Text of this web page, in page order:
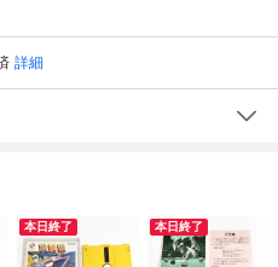
詳細
本日終了 本日終了